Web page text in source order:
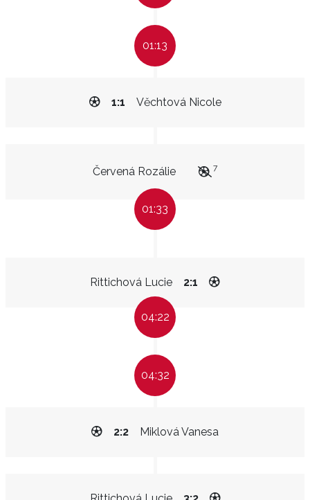
01:13
Věchtová Nicole
1:1
Červená Rozálie 7
01:33
Rittichová Lucie 2:1
04:22
04:32
Miklová Vanesa
2:2